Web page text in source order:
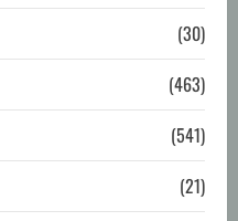
(30)
(463)
(541)
(21)